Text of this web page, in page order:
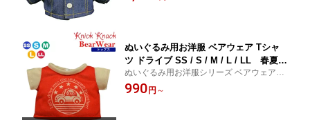
い服 ぬい活 ぬい撮り 推しぬい
ぬいぐるみ用お洋服 ベアウェア Tシャ
ツ ドライブ SS / S / M / L / LL 春夏
衣装 コスチューム 着せ替え ぬい服 ぬ
い活 ぬい撮り 春夏25 トップス
ぬいぐるみ用お洋服シリーズ ベアウェア 春
夏 トップス 衣装 コスチューム 着せ替え ぬ
い服 ぬい活 ぬい撮り 推しぬい
990 円 ～